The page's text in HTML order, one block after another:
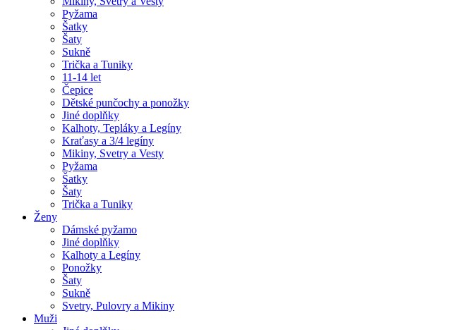
Pyžama
Šatky
Šaty
Sukně
Trička a Tuniky
11-14 let
Čepice
Dětské punčochy a ponožky
Jiné doplňky
Kalhoty, Tepláky a Legíny
Kraťasy a 3/4 legíny
Mikiny, Svetry a Vesty
Pyžama
Šatky
Šaty
Trička a Tuniky
Ženy
Dámské pyžamo
Jiné doplňky
Kalhoty a Legíny
Ponožky
Šaty
Sukně
Svetry, Pulovry a Mikiny
Muži